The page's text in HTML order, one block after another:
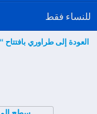
للنساء فقط
العودة إلى طراوري بافتتاح